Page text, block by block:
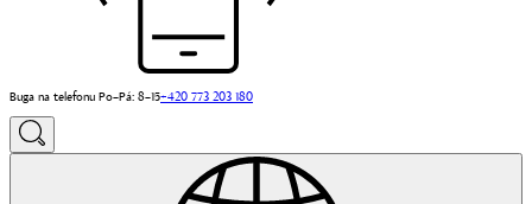
Buga na telefonu Po–Pá: 8–15+420 773 203 180